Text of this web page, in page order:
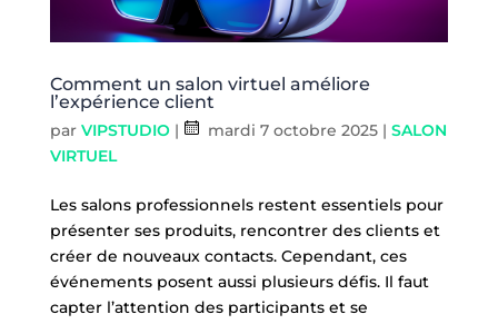
Comment un salon virtuel améliore
l’expérience client
par VIPSTUDIO| mardi 7 octobre 2025| SALON
VIRTUEL
Les salons professionnels restent essentiels pour
présenter ses produits, rencontrer des clients et
créer de nouveaux contacts. Cependant, ces
événements posent aussi plusieurs défis. Il faut
capter l’attention des participants et se